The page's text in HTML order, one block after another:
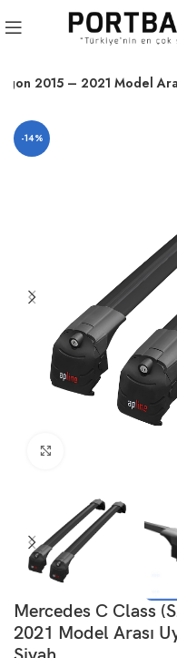
2015 – 2021 Model
-14%
Mercedes C Class
2021 Model Arası